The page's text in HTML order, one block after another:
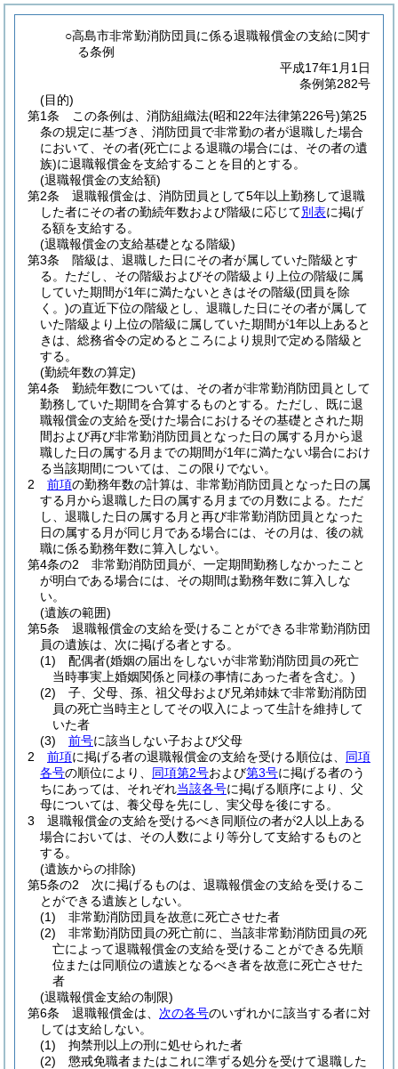
○高島市非常勤消防団員に係る退職報償金の支給に関す
る条例
平成17年1月1日
条例第282号
(目的)
第1条
この条例は、消防組織法(昭和22年法律第226号)第25
条の規定に基づき、消防団員で非常勤の者が退職した場合
において、その者(死亡による退職の場合には、その者の遺
族)に退職報償金を支給することを目的とする。
(退職報償金の支給額)
第2条
退職報償金は、消防団員として5年以上勤務して退職
した者にその者の勤続年数および階級に応じて別表に掲げ
る額を支給する。
(退職報償金の支給基礎となる階級)
第3条
階級は、退職した日にその者が属していた階級とす
る。 ただし、その階級およびその階級より上位の階級に属
していた期間が1年に満たないときはその階級(団員を除
く。)の直近下位の階級とし、退職した日にその者が属して
いた階級より上位の階級に属していた期間が1年以上あると
きは、総務省令の定めるところにより規則で定める階級と
する。
(勤続年数の算定)
第4条
勤続年数については、その者が非常勤消防団員として
勤務していた期間を合算するものとする。 ただし、既に退
職報償金の支給を受けた場合におけるその基礎とされた期
間および再び非常勤消防団員となった日の属する月から退
職した日の属する月までの期間が1年に満たない場合におけ
る当該期間については、この限りでない。
2
前項の勤務年数の計算は、非常勤消防団員となった日の属
する月から退職した日の属する月までの月数による。 ただ
し、退職した日の属する月と再び非常勤消防団員となった
日の属する月が同じ月である場合には、その月は、後の就
職に係る勤務年数に算入しない。
第4条の2
非常勤消防団員が、一定期間勤務しなかったこと
が明白である場合には、その期間は勤務年数に算入しな
い。
(遺族の範囲)
第5条
退職報償金の支給を受けることができる非常勤消防団
員の遺族は、次に掲げる者とする。
(1)
配偶者(婚姻の届出をしないが非常勤消防団員の死亡
当時事実上婚姻関係と同様の事情にあった者を含む。)
(2)
子、父母、孫、祖父母および兄弟姉妹で非常勤消防団
員の死亡当時主としてその収入によって生計を維持して
いた者
(3)
前号に該当しない子および父母
2
前項に掲げる者の退職報償金の支給を受ける順位は、 同項
各号の順位により、 同項第2号および第3号に掲げる者のう
ちにあっては、それぞれ当該各号に掲げる順序により、父
母については、養父母を先にし、実父母を後にする。
3
退職報償金の支給を受けるべき同順位の者が2人以上ある
場合においては、その人数により等分して支給するものと
する。
(遺族からの排除)
第5条の2
次に掲げるものは、退職報償金の支給を受けるこ
とができる遺族としない。
(1)
非常勤消防団員を故意に死亡させた者
(2)
非常勤消防団員の死亡前に、当該非常勤消防団員の死
亡によって退職報償金の支給を受けることができる先順
位または同順位の遺族となるべき者を故意に死亡させた
者
(退職報償金支給の制限)
第6条
退職報償金は、 次の各号のいずれかに該当する者に対
しては支給しない。
(1)
拘禁刑以上の刑に処せられた者
(2)
懲戒免職者またはこれに準ずる処分を受けて退職した